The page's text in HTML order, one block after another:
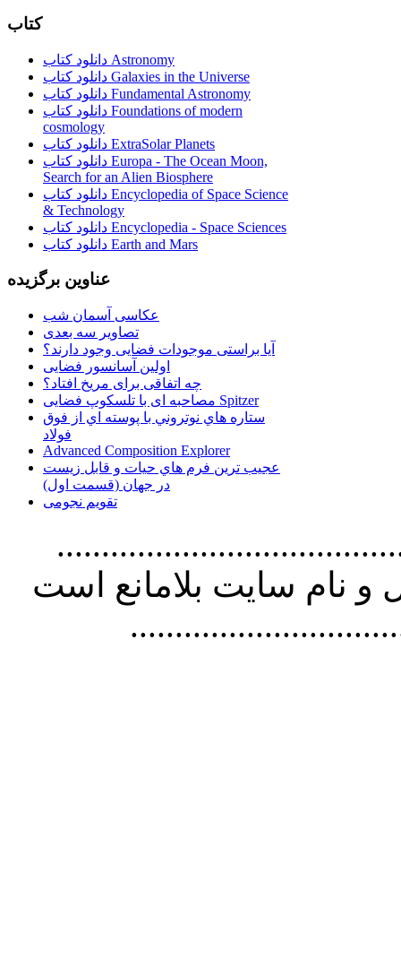
کتاب
دانلود کتاب Astronomy
دانلود کتاب Galaxies in the Universe
دانلود کتاب Fundamental Astronomy
دانلود کتاب Foundations of modern
cosmology
دانلود کتاب ExtraSolar Planets
دانلود کتاب Europa - The Ocean Moon,
Search for an Alien Biosphere
دانلود کتاب Encyclopedia of Space Science
& Technology
دانلود کتاب Encyclopedia - Space Sciences
دانلود کتاب Earth and Mars
عناوین برگزیده
عکاسی آسمان شب
تصاویر سه بعدی
آیا براستی موجودات فضایی وجود دارند؟
اولین آسانسور فضایی
چه اتفاقی برای مریخ افتاد؟
مصاحبه ای با تلسکوپ فضایی Spitzer
ستاره هاي نوتروني با پوسته اي از فوق
فولاد
Advanced Composition Explorer
عجیب ترین فرم هاي حيات و قابل زيست
در جهان (قسمت اول)
تقویم نجومی
استفاده از
نام سايت بلامانع است